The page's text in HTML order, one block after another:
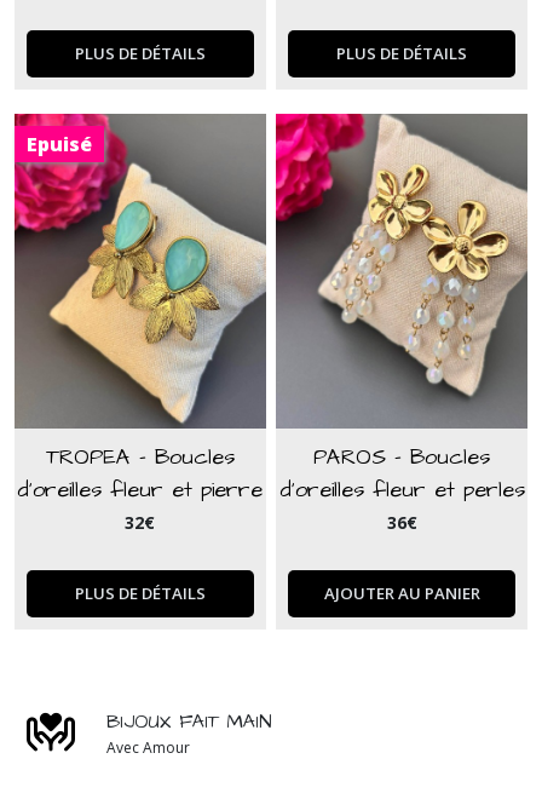
PLUS DE DÉTAILS PLUS DE DÉTAILS
Epuisé
TROPEA - Boucles
d'oreilles fleur et pierre
cristal bleu turquoise
32€
PLUS DE DÉTAILS
PAROS - Boucles
d'oreilles fleur et perles
bohèmes blanche
36€
AJOUTER AU PANIER
BIJOUX FAIT MAIN
Avec Amour